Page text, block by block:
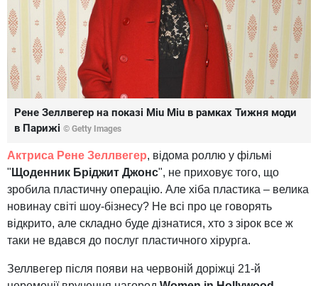
Рене Зеллвегер на показі Miu Miu в рамках Тижня моди
в Парижі © Getty Images
Актриса Рене Зеллвегер, відома роллю у фільмі
" Щоденник Бріджит Джонс", не приховує того, що
зробила пластичну операцію. Але хіба пластика – велика
новинау світі шоу-бізнесу? Не всі про це говорять
відкрито, але складно буде дізнатися, хто з зірок все ж
таки не вдався до послуг пластичного хірурга.
Зеллвегер після появи на червоній доріжці 21-й